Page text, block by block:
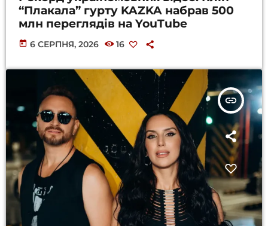
“Плакала” гурту KAZKA набрав 500
млн переглядів на YouTube
today 6 СЕРПНЯ, 2026 16
insert_link